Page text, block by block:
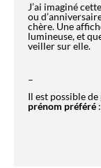
J’ai imaginé
ou
chère. Une
lumineuse, et
veiller sur elle.
–
Il est possible de
prénom préféré